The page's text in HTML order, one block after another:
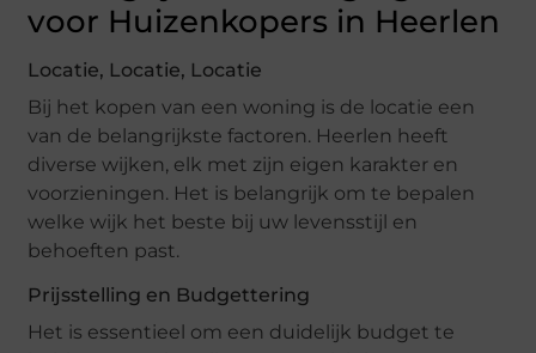
voor Huizenkopers in Heerlen
Locatie, Locatie, Locatie
Bij het kopen van een woning is de locatie een
van de belangrijkste factoren. Heerlen heeft
diverse wijken, elk met zijn eigen karakter en
voorzieningen. Het is belangrijk om te bepalen
welke wijk het beste bij uw levensstijl en
behoeften past.
Prijsstelling en Budgettering
Het is essentieel om een duidelijk budget te